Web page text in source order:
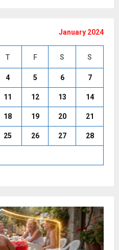
January 2024
T F S S
4 5 6 7
11 12 13 14
18 19 20 21
25 26 27 28